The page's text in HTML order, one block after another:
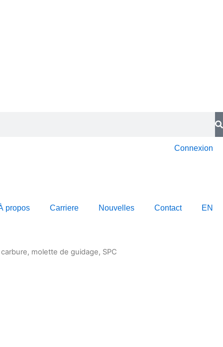
Connexion
propos Carriere Nouvelles Contact EN
molette de guidage, SPC